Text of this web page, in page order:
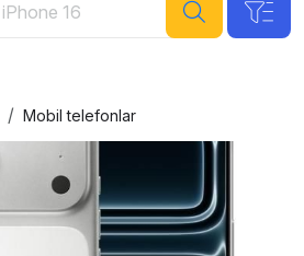
Mobil telefonlar